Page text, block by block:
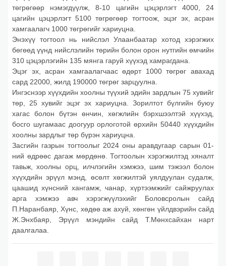
төгрөгөөр нэмэгдүүлж, 8-10 цагийн цэцэрлэгт 4000, 24
цагийн цэцэрлэгт 5100 төгрөгөөр тогтоож, эцэг эх, асран
хамгаалагч 1000 төгрөгийг хариуцна.
Энэхүү тогтоол нь нийслэл Улаанбаатар хотод хэрэгжих
бөгөөд үүнд нийслэлийн төрийн болон орон нутгийн өмчийн
310 цэцэрлэгийн 135 мянга гаруй хүүхэд хамрагдана.
Эцэг эх, асран хамгаалагчаас өдөрт 1000 төгрөг авахад
сард 22000, жилд 190000 төгрөг зарцуулна.
Ингэснээр хүүхдийн хоолны түүхий эдийн зардлын 75 хувийг
төр, 25 хувийг эцэг эх хариуцна. Зорилтот бүлгийн буюу
хагас болон бүтэн өнчин, хөгжлийн бэрхшээлтэй хүүхэд,
босго шугамаас доогуур орлоготой өрхийн 50440 хүүхдийн
хоолны зардлыг төр бүрэн хариуцна.
Засгийн газрын тогтоолыг 2024 оны аравдугаар сарын 01-
ний өдрөөс дагаж мөрдөнө. Тогтоолын хэрэгжилтэд хяналт
тавьж, хоолны орц, илчлэгийн хэмжээ, шим тэжээл болон
хүүхдийн эрүүл мэнд, өсөлт хөгжилтэй уялдуулан судалж,
цаашид хүнсний хангамж, чанар, хүртээмжийг сайжруулах
арга хэмжээ авч хэрэгжүүлэхийг Боловсролын сайд
П.Наранбаяр, Хүнс, хөдөө аж ахуй, хөнгөн үйлдвэрийн сайд
Ж.Энхбаяр, Эрүүл мэндийн сайд Т.Мөнхсайхан нарт
даалгалаа.